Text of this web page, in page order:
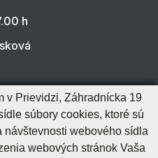
h
Vyhlásenie o prístupnosti
v Prievidzi, Záhradnícka 19
súbory cookies, ktoré sú
webového sídla
webových stránok Vaša